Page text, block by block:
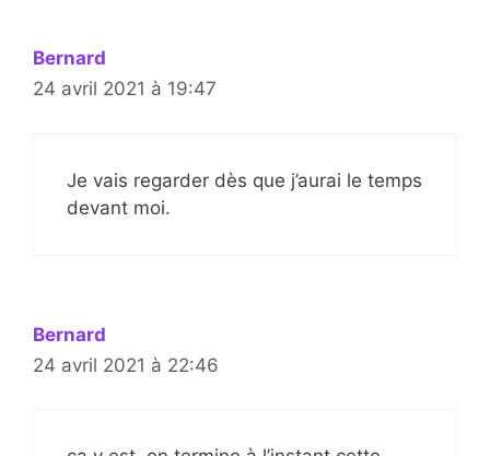
Bernard
24 avril 2021 à 19:47
Je vais regarder dès que j’aurai le temps
devant moi.
Bernard
24 avril 2021 à 22:46